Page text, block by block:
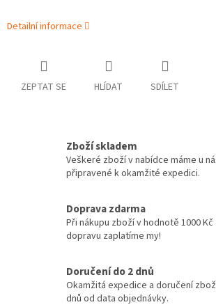
Detailní informace
ZEPTAT SE HLÍDAT SDÍLET
Zboží skladem
Veškeré zboží v nabídce máme u
připravené k okamžité expedici.
Doprava zdarma
Při nákupu zboží v hodnotě 1000 Kč
dopravu zaplatíme my!
Doručení do 2 dnů
Okamžitá expedice a doručení
dnů od data objednávky.